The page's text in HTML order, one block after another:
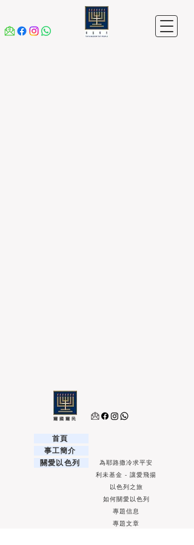
爾國爾民
首頁
事工簡介
關愛以色列
為耶路撒冷求平安
利未基金 - 讓愛飛揚
以色列之旅
如何關愛以色列
專題信息
專題文章